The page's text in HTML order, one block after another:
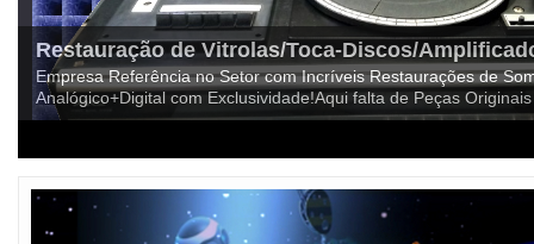
Restauração de Vitrolas/Toca-Discos/
Empresa Referência no Setor com Incríveis Restaurações de
Analógico+Digital com Exclusividade!Aqui falta de Peças